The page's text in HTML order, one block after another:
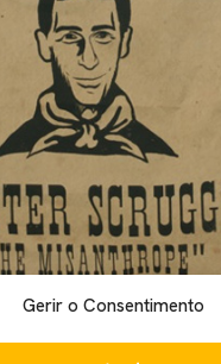
Gerir o Consentimento
vozes únicas e